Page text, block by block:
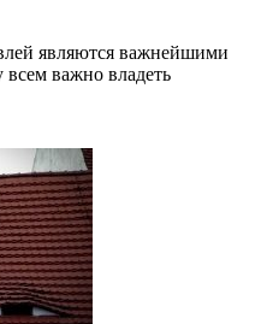
являются важнейшими
важно владеть